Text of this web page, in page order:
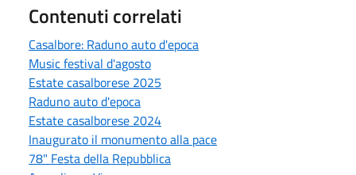
Contenuti correlati
Casalbore: Raduno auto d'epoca
Music festival d'agosto
Estate casalborese 2025
Raduno auto d'epoca
Estate casalborese 2024
Inaugurato il monumento alla pace
78" Festa della Repubblica